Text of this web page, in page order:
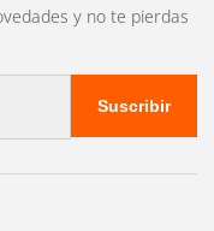
y no te pierdas
Suscribir